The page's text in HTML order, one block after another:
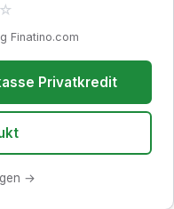
☆
Finatino.com
Privatkredit
→